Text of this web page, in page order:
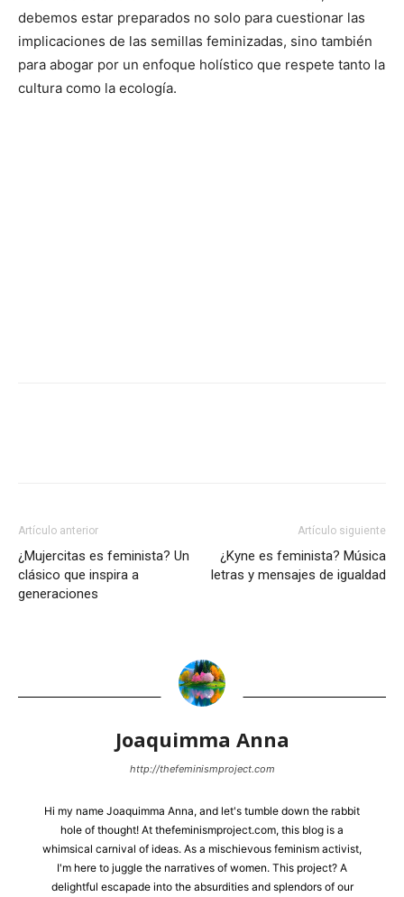
debemos estar preparados no solo para cuestionar las
implicaciones de las semillas feminizadas, sino también
para abogar por un enfoque holístico que respete tanto la
cultura como la ecología.
Artículo anterior
¿Mujercitas es feminista? Un
clásico que inspira a
generaciones
Artículo siguiente
¿Kyne es feminista? Música
letras y mensajes de igualdad
Joaquimma Anna
http://thefeminismproject.com
Hi my name Joaquimma Anna, and let's tumble down the rabbit
hole of thought! At thefeminismproject.com, this blog is a
whimsical carnival of ideas. As a mischievous feminism activist,
I'm here to juggle the narratives of women. This project? A
delightful escapade into the absurdities and splendors of our